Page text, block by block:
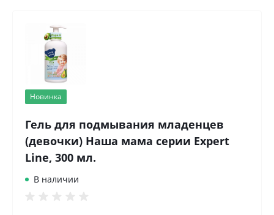
Новинка
Гель для подмывания младенцев
(девочки) Наша мама серии Expert
Line, 300 мл.
В наличии